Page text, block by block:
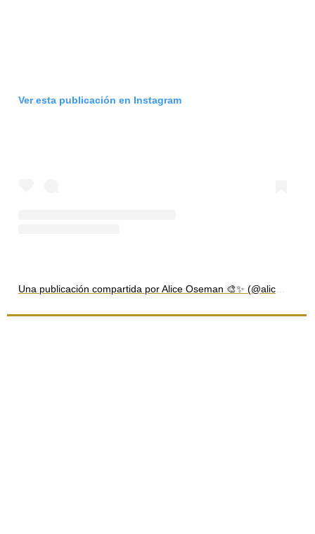
Ver esta publicación en Instagram
Una publicación compartida por Alice Oseman 🎨✨ (@aliceosemanart)